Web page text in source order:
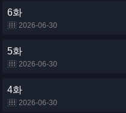
6화
2026-06-30
5화
2026-06-30
4화
2026-06-30